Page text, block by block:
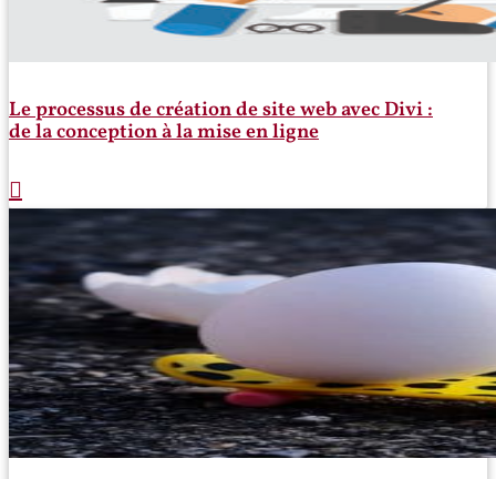
Le processus de création de site web avec Divi :
de la conception à la mise en ligne